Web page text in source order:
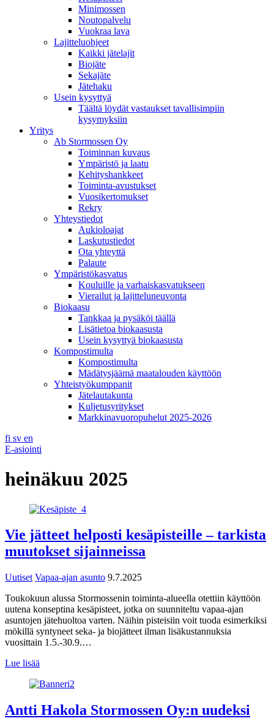
Minimossen
Noutopalvelu
Vuokraa lava
Lajitteluohjeet
Kaikki jätelajit
Biojäte
Sekajäte
Jätehaku
Usein kysyttyä
Täältä löydät vastaukset tavallisimpiin
kysymyksiin
Yritys
Ab Stormossen Oy
Toiminnan kuvaus
Ympäristö ja laatu
Kehityshankkeet
Toiminta-avustukset
Vuosikertomukset
Rekry
Yhteystiedot
Aukioloajat
Laskutustiedot
Ota yhteyttä
Palaute
Ympäristökasvatus
Kouluille ja varhaiskasvatukseen
Vierailut ja lajitteluneuvonta
Biokaasu
Tankkaa ja pysäköi täällä
Lisätietoa biokaasusta
Usein kysyttyä biokaasusta
Kompostimulta
Kompostimulta
Mädätysjäämä maatalouden käyttöön
Yhteistyökumppanit
Jätelautakunta
Kuljetusyritykset
Markkinavuoropuhelut 2025-2026
fi sv en
E-asiointi
heinäkuu 2025
Vie jätteet helposti kesäpisteille – tarkista
muutokset sijainneissa
Uutiset Vapaa-ajan asunto 9.7.2025
Toukokuun alussa Stormossenin toiminta-alueella otettiin käyttöön
uutena konseptina kesäpisteet, jotka on suunniteltu vapaa-ajan
asuntojen jätehuoltoa varten. Näihin pisteisiin voit tuoda esimerkiksi
mökillä syntyneet seka- ja biojätteet ilman lisäkustannuksia
vuosittain 1.5.-30.9.…
Lue lisää
Antti Hakola Stormossen Oy:n uudeksi